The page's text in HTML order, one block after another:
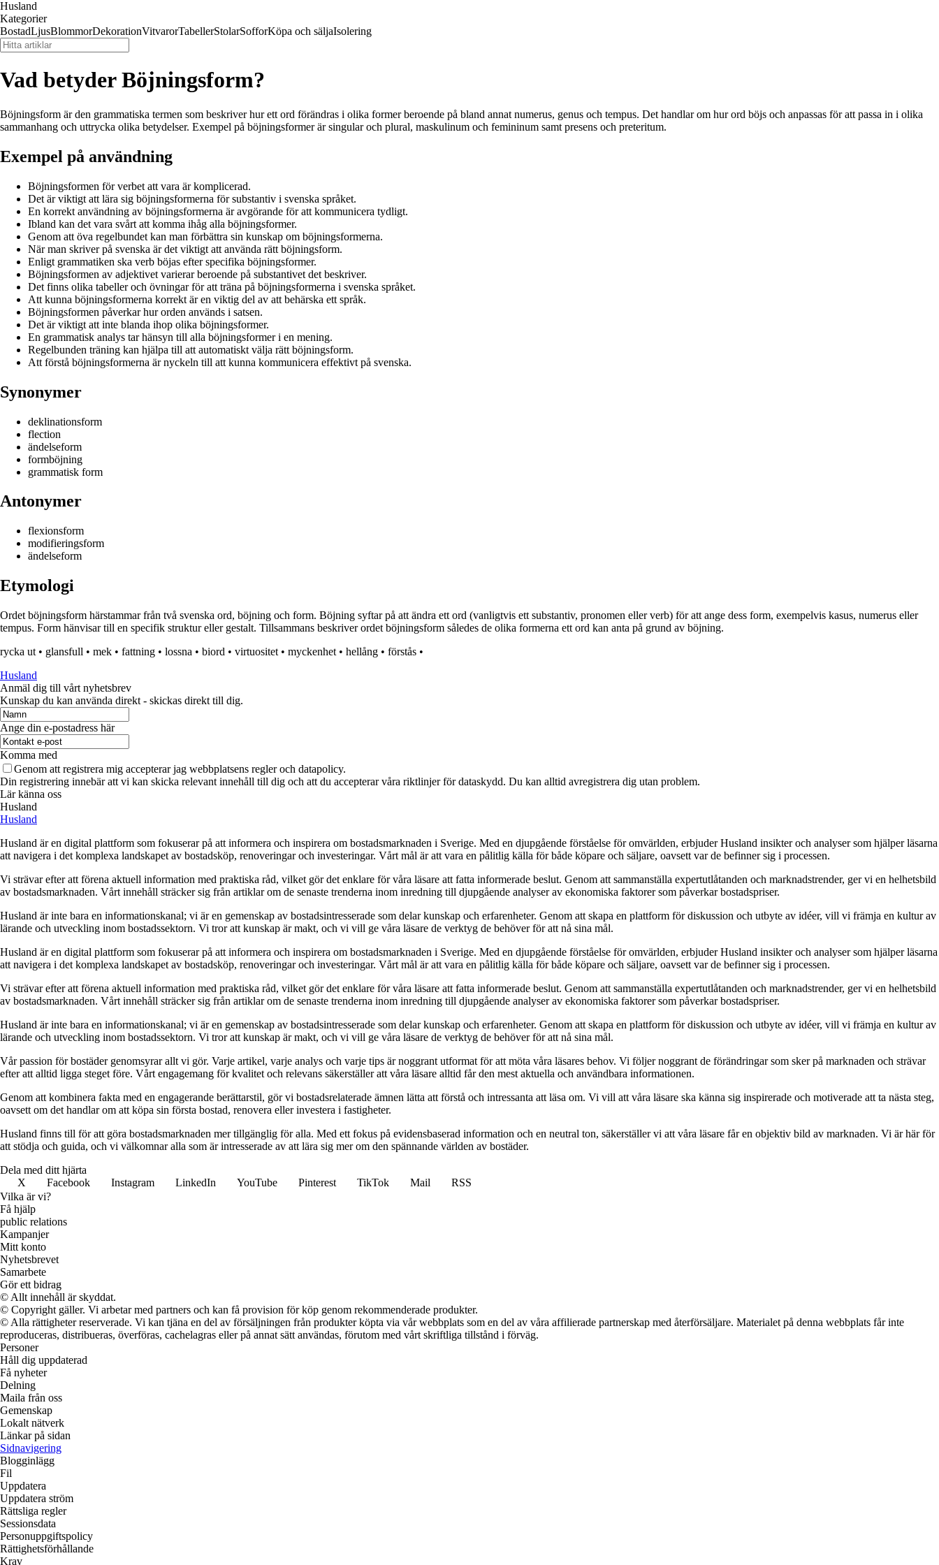
Husland
Kategorier
BostadLjusBlommorDekorationVitvarorTabellerStolarSofforKöpa och säljaIsolering
Vad betyder Böjningsform?
Böjningsform är den grammatiska termen som beskriver hur ett ord förändras i olika former beroende på bland annat numerus, genus och tempus. Det handlar om hur ord böjs och anpassas för att passa in i olika
sammanhang och uttrycka olika betydelser. Exempel på böjningsformer är singular och plural, maskulinum och femininum samt presens och preteritum.
Exempel på användning
Böjningsformen för verbet att vara är komplicerad.
Det är viktigt att lära sig böjningsformerna för substantiv i svenska språket.
En korrekt användning av böjningsformerna är avgörande för att kommunicera tydligt.
Ibland kan det vara svårt att komma ihåg alla böjningsformer.
Genom att öva regelbundet kan man förbättra sin kunskap om böjningsformerna.
När man skriver på svenska är det viktigt att använda rätt böjningsform.
Enligt grammatiken ska verb böjas efter specifika böjningsformer.
Böjningsformen av adjektivet varierar beroende på substantivet det beskriver.
Det finns olika tabeller och övningar för att träna på böjningsformerna i svenska språket.
Att kunna böjningsformerna korrekt är en viktig del av att behärska ett språk.
Böjningsformen påverkar hur orden används i satsen.
Det är viktigt att inte blanda ihop olika böjningsformer.
En grammatisk analys tar hänsyn till alla böjningsformer i en mening.
Regelbunden träning kan hjälpa till att automatiskt välja rätt böjningsform.
Att förstå böjningsformerna är nyckeln till att kunna kommunicera effektivt på svenska.
Synonymer
deklinationsform
flection
ändelseform
formböjning
grammatisk form
Antonymer
flexionsform
modifieringsform
ändelseform
Etymologi
Ordet böjningsform härstammar från två svenska ord, böjning och form. Böjning syftar på att ändra ett ord (vanligtvis ett substantiv, pronomen eller verb) för att ange dess form, exempelvis kasus, numerus eller
tempus. Form hänvisar till en specifik struktur eller gestalt. Tillsammans beskriver ordet böjningsform således de olika formerna ett ord kan anta på grund av böjning.
rycka ut • glansfull • mek • fattning • lossna • biord • virtuositet • myckenhet • hellång • förstås •
Husland
Anmäl dig till vårt nyhetsbrev
Kunskap du kan använda direkt - skickas direkt till dig.
Ange din e-postadress här
Komma med
Genom att registrera mig accepterar jag webbplatsens regler och datapolicy.
Din registrering innebär att vi kan skicka relevant innehåll till dig och att du accepterar våra riktlinjer för dataskydd. Du kan alltid avregistrera dig utan problem.
Lär känna oss
Husland
Husland
Husland är en digital plattform som fokuserar på att informera och inspirera om bostadsmarknaden i Sverige. Med en djupgående förståelse för omvärlden, erbjuder Husland insikter och analyser som hjälper läsarna
att navigera i det komplexa landskapet av bostadsköp, renoveringar och investeringar. Vårt mål är att vara en pålitlig källa för både köpare och säljare, oavsett var de befinner sig i processen.
Vi strävar efter att förena aktuell information med praktiska råd, vilket gör det enklare för våra läsare att fatta informerade beslut. Genom att sammanställa expertutlåtanden och marknadstrender, ger vi en helhetsbild
av bostadsmarknaden. Vårt innehåll sträcker sig från artiklar om de senaste trenderna inom inredning till djupgående analyser av ekonomiska faktorer som påverkar bostadspriser.
Husland är inte bara en informationskanal; vi är en gemenskap av bostadsintresserade som delar kunskap och erfarenheter. Genom att skapa en plattform för diskussion och utbyte av idéer, vill vi främja en kultur av
lärande och utveckling inom bostadssektorn. Vi tror att kunskap är makt, och vi vill ge våra läsare de verktyg de behöver för att nå sina mål.
Husland är en digital plattform som fokuserar på att informera och inspirera om bostadsmarknaden i Sverige. Med en djupgående förståelse för omvärlden, erbjuder Husland insikter och analyser som hjälper läsarna
att navigera i det komplexa landskapet av bostadsköp, renoveringar och investeringar. Vårt mål är att vara en pålitlig källa för både köpare och säljare, oavsett var de befinner sig i processen.
Vi strävar efter att förena aktuell information med praktiska råd, vilket gör det enklare för våra läsare att fatta informerade beslut. Genom att sammanställa expertutlåtanden och marknadstrender, ger vi en helhetsbild
av bostadsmarknaden. Vårt innehåll sträcker sig från artiklar om de senaste trenderna inom inredning till djupgående analyser av ekonomiska faktorer som påverkar bostadspriser.
Husland är inte bara en informationskanal; vi är en gemenskap av bostadsintresserade som delar kunskap och erfarenheter. Genom att skapa en plattform för diskussion och utbyte av idéer, vill vi främja en kultur av
lärande och utveckling inom bostadssektorn. Vi tror att kunskap är makt, och vi vill ge våra läsare de verktyg de behöver för att nå sina mål.
Vår passion för bostäder genomsyrar allt vi gör. Varje artikel, varje analys och varje tips är noggrant utformat för att möta våra läsares behov. Vi följer noggrant de förändringar som sker på marknaden och strävar
efter att alltid ligga steget före. Vårt engagemang för kvalitet och relevans säkerställer att våra läsare alltid får den mest aktuella och användbara informationen.
Genom att kombinera fakta med en engagerande berättarstil, gör vi bostadsrelaterade ämnen lätta att förstå och intressanta att läsa om. Vi vill att våra läsare ska känna sig inspirerade och motiverade att ta nästa steg,
oavsett om det handlar om att köpa sin första bostad, renovera eller investera i fastigheter.
Husland finns till för att göra bostadsmarknaden mer tillgänglig för alla. Med ett fokus på evidensbaserad information och en neutral ton, säkerställer vi att våra läsare får en objektiv bild av marknaden. Vi är här för
att stödja och guida, och vi välkomnar alla som är intresserade av att lära sig mer om den spännande världen av bostäder.
Dela med ditt hjärta
X
Facebook Instagram LinkedIn YouTube Pinterest TikTok Mail
RSS
Vilka är vi?
Få hjälp
public relations
Kampanjer
Mitt konto
Nyhetsbrevet
Samarbete
Gör ett bidrag
© Allt innehåll är skyddat.
© Copyright gäller. Vi arbetar med partners och kan få provision för köp genom rekommenderade produkter.
© Alla rättigheter reserverade. Vi kan tjäna en del av försäljningen från produkter köpta via vår webbplats som en del av våra affilierade partnerskap med återförsäljare. Materialet på denna webbplats får inte
reproduceras, distribueras, överföras, cachelagras eller på annat sätt användas, förutom med vårt skriftliga tillstånd i förväg.
Personer
Håll dig uppdaterad
Få nyheter
Delning
Maila från oss
Gemenskap
Lokalt nätverk
Länkar på sidan
Sidnavigering
Blogginlägg
Fil
Uppdatera
Uppdatera ström
Rättsliga regler
Sessionsdata
Personuppgiftspolicy
Rättighetsförhållande
Krav